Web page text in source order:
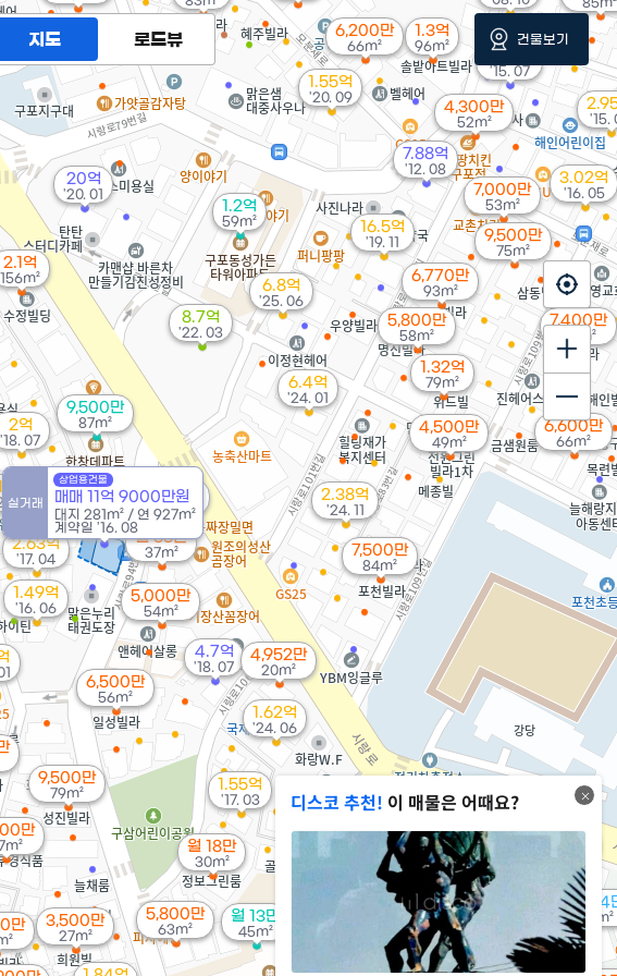
7,500만
84m²
만
1.2억
59m²
6,200만
54m²
월 18만
30m²
4,300만
52m²
9,500만
87m²
월 13만
45m²
만
4,500만
49m²
6.8억
'25. 06
74m²
7,400만
90m²
억
03 2.38억
'24. 11
월 33만
37m²
1.62억
'24. 06
9,500만
79m²
6.4억
'24. 01
7,000만
53m²
1.32억
79m²
5,800만
63m²
6,500만
56m²
5,800만
58m²
8.7억
'22. 03
6,600만
66m²
5,000만
54m²
9,300만
1.55억
'20. 09
20억
'20. 01
16.5억
'19. 11
1.3억
96m²
6,700만
52m²
4.7억
'18. 07
2억
'18. 07
3,500만
27m²
9,500만
75m²
2.1억
156m²
2.63억
'17. 04
1.55억
'17. 03
13억
'17. 02
8,500만
80m²
6,200만
66m²
실거래
상업용건물
매매 11억 9000만원
대지 281m² / 연 927m²
계약일 '16. 08
1.49억
'16. 06
3.02억
'16. 05
3.88억
'15. 07
'15.
4,952만
20m²
2,724
29m²
7.88억
'12. 08
6,770만
93m²
디스코 추천! 이 매물은 어때요?
지도 로드뷰 건물보기